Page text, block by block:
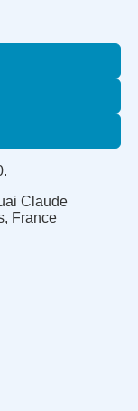
Claude
France